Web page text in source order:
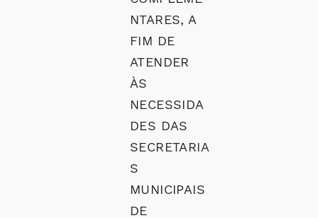
NTARES, A
FIM DE
ATENDER
ÀS
NECESSIDA
DES DAS
SECRETARIA
S
MUNICIPAIS
DE